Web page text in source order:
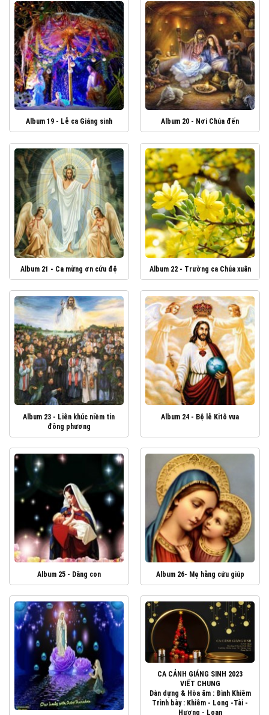
Album 19 - Lễ ca Giáng sinh Album 20 - Nơi Chúa đến
Album 21 - Ca mừng ơn cứu độ Album 22 - Trường ca Chúa xuân
Album 23 - Liên khúc niềm tin
đông phương
Album 24 - Bộ lễ Kitô vua
Album 25 - Dâng con Album 26- Mẹ hằng cứu giúp
CA CẢNH GIÁNG SINH 2023
VIẾT CHUNG
Dàn dựng & Hòa âm : Đình Khiêm
Trình bày : Khiêm - Long -Tài -
Hương - Loan